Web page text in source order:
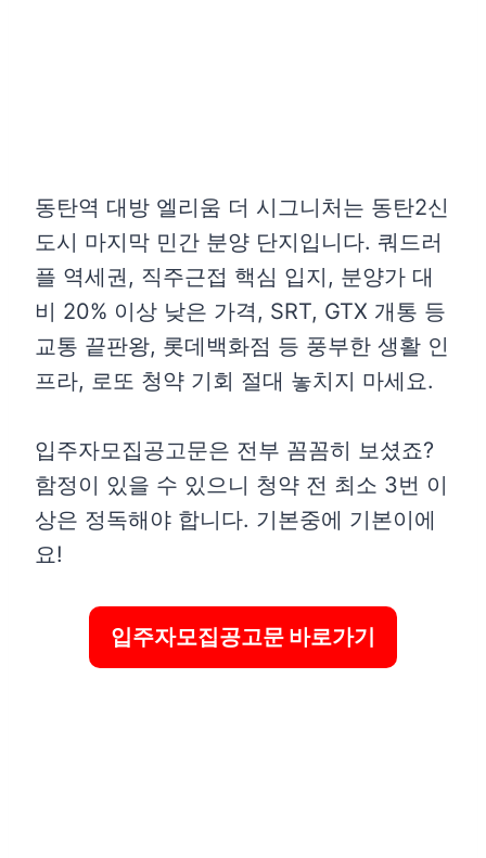
동탄역 대방 엘리움 더 시그니처는 동탄2신
도시 마지막 민간 분양 단지입니다. 쿼드러
플 역세권, 직주근접 핵심 입지, 분양가 대
비 20% 이상 낮은 가격, SRT, GTX 개통 등
교통 끝판왕, 롯데백화점 등 풍부한 생활 인
프라, 로또 청약 기회 절대 놓치지 마세요.
입주자모집공고문은 전부 꼼꼼히 보셨죠?
함정이 있을 수 있으니 청약 전 최소 3번 이
상은 정독해야 합니다. 기본중에 기본이에
요!
입주자모집공고문 바로가기